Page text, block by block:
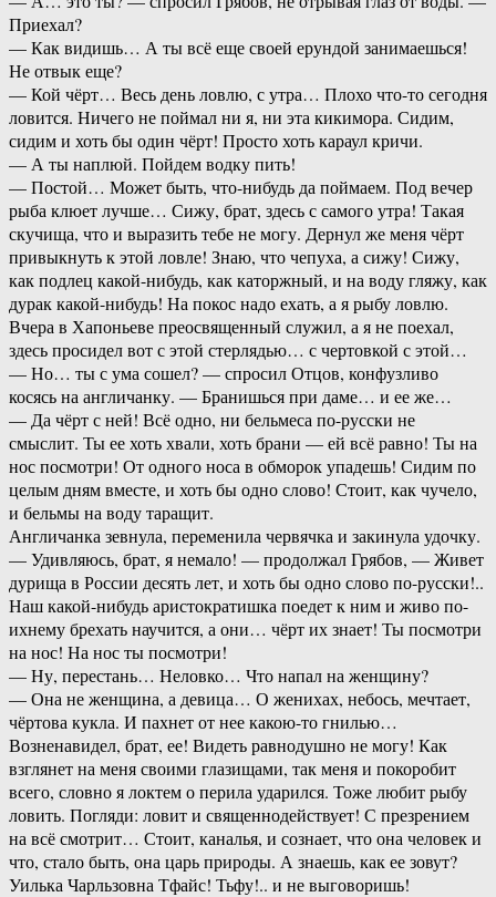
Приехал?
— Как видишь… А ты всё еще своей ерундой занимаешься!
Не отвык еще?
— Кой чёрт… Весь день ловлю, с утра… Плохо что-то сегодня
ловится. Ничего не поймал ни я, ни эта кикимора. Сидим,
сидим и хоть бы один чёрт! Просто хоть караул кричи.
— А ты наплюй. Пойдем водку пить!
— Постой… Может быть, что-нибудь да поймаем. Под вечер
рыба клюет лучше… Сижу, брат, здесь с самого утра! Такая
скучища, что и выразить тебе не могу. Дернул же меня чёрт
привыкнуть к этой ловле! Знаю, что чепуха, а сижу! Сижу,
как подлец какой-нибудь, как каторжный, и на воду гляжу, как
дурак какой-нибудь! На покос надо ехать, а я рыбу ловлю.
Вчера в Хапоньеве преосвященный служил, а я не поехал,
здесь просидел вот с этой стерлядью… с чертовкой с этой…
— Но… ты с ума сошел? — спросил Отцов, конфузливо
косясь на англичанку. — Бранишься при даме… и ее же…
— Да чёрт с ней! Всё одно, ни бельмеса по-русски не
смыслит. Ты ее хоть хвали, хоть брани — ей всё равно! Ты на
нос посмотри! От одного носа в обморок упадешь! Сидим по
целым дням вместе, и хоть бы одно слово! Стоит, как чучело,
и бельмы на воду таращит.
Англичанка зевнула, переменила червячка и закинула удочку.
— Удивляюсь, брат, я немало! — продолжал Грябов, — Живет
дурища в России десять лет, и хоть бы одно слово по-русски!..
Наш какой-нибудь аристократишка поедет к ним и живо по-
ихнему брехать научится, а они… чёрт их знает! Ты посмотри
на нос! На нос ты посмотри!
— Ну, перестань… Неловко… Что напал на женщину?
— Она не женщина, а девица… О женихах, небось, мечтает,
чёртова кукла. И пахнет от нее какою-то гнилью…
Возненавидел, брат, ее! Видеть равнодушно не могу! Как
взглянет на меня своими глазищами, так меня и покоробит
всего, словно я локтем о перила ударился. Тоже любит рыбу
ловить. Погляди: ловит и священнодействует! С презрением
на всё смотрит… Стоит, каналья, и сознает, что она человек и
что, стало быть, она царь природы. А знаешь, как ее зовут?
Уилька Чарльзовна Тфайс! Тьфу!.. и не выговоришь!